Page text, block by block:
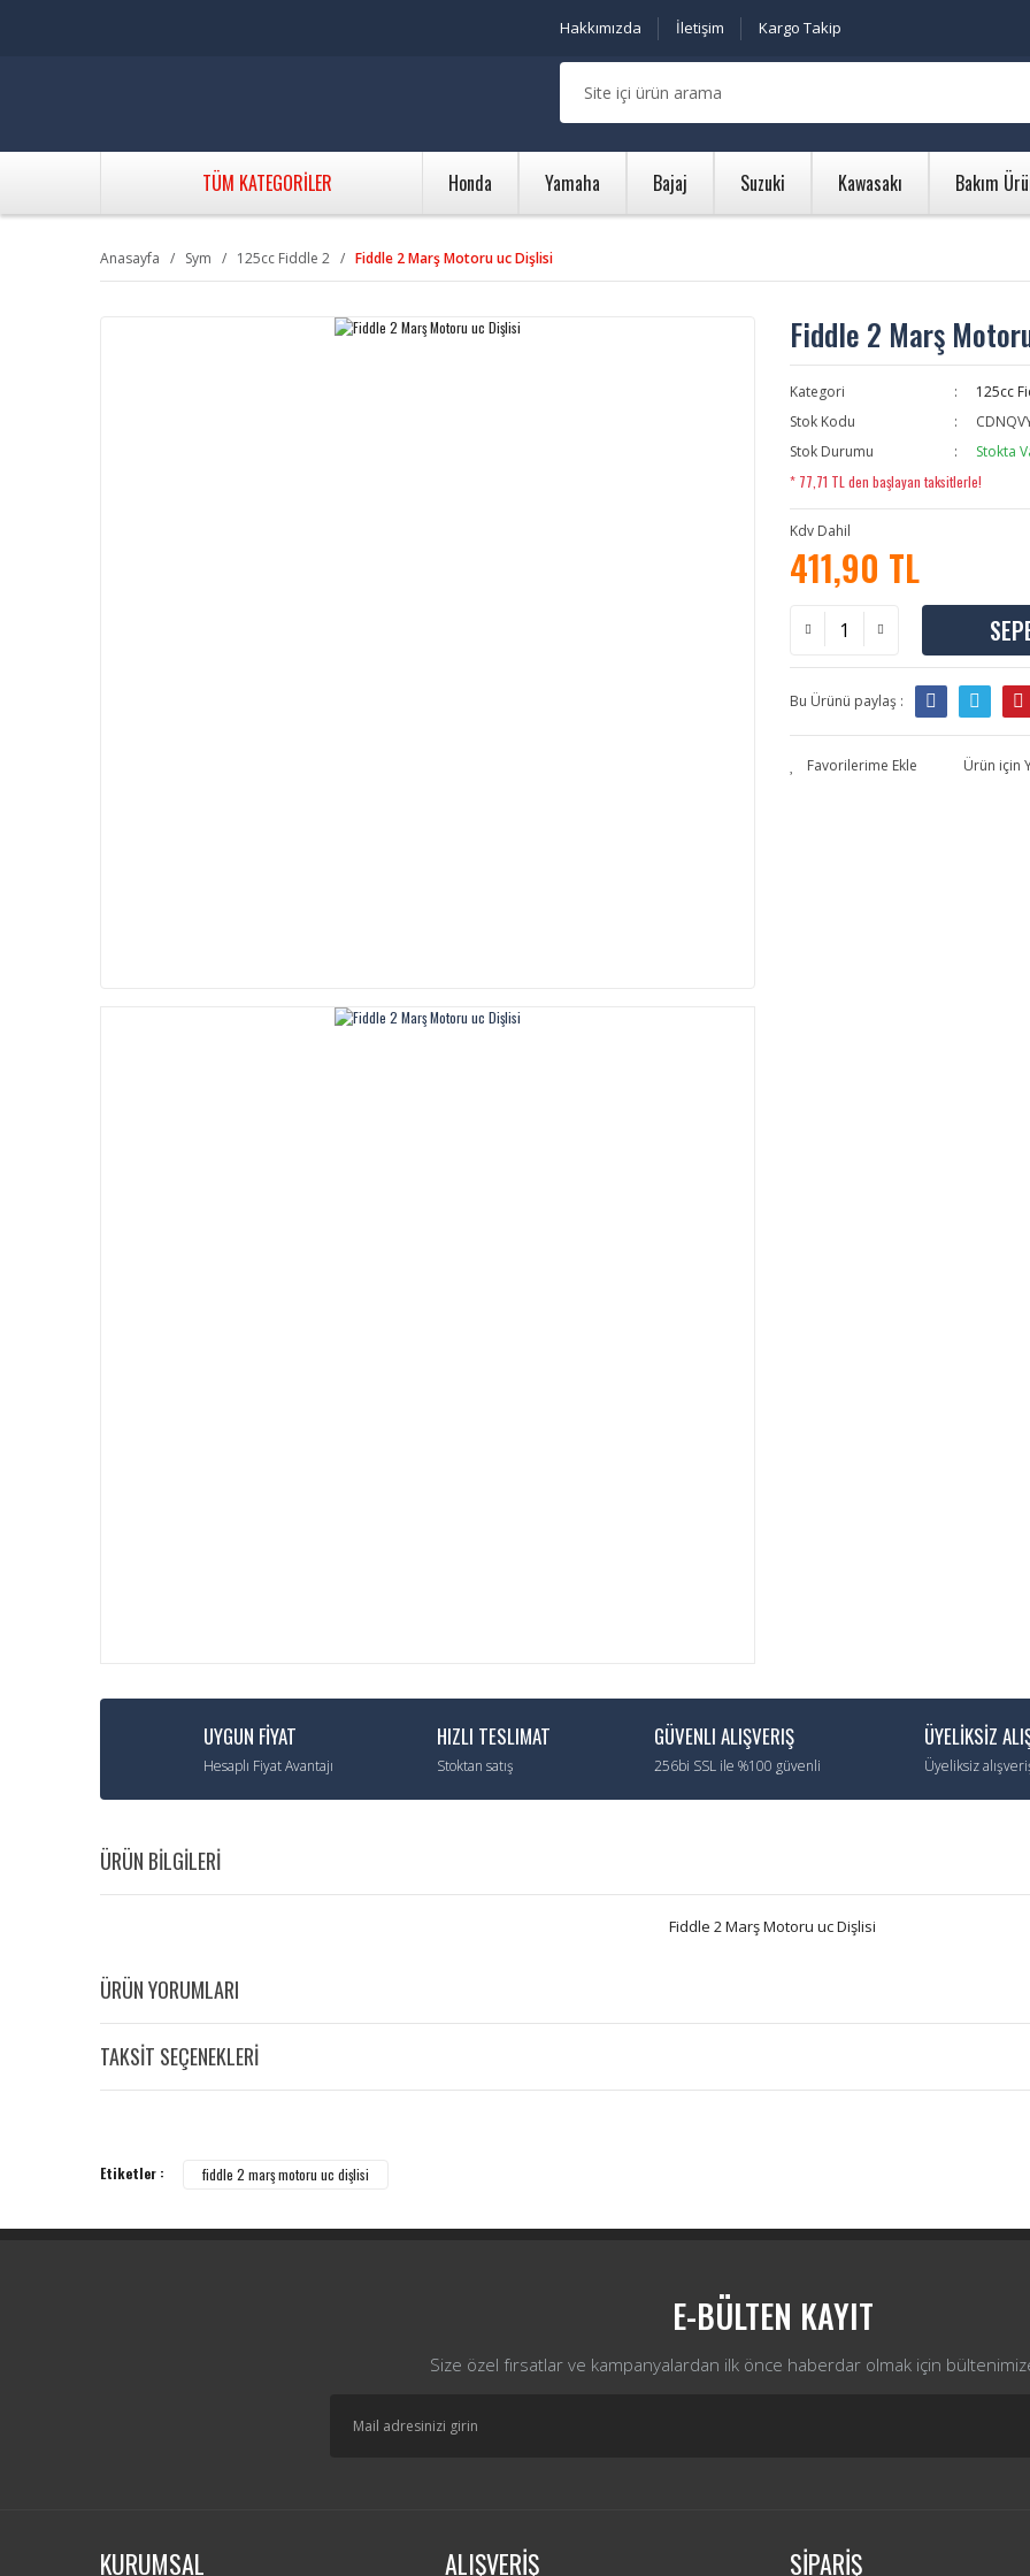
Hakkımızda İletişim Kargo Takip
TÜM KATEGORİLER Honda Yamaha Bajaj Suzuki Kawasakı Bakım
Anasayfa Sym 125cc Fiddle 2 Fiddle 2 Marş Motoru uc Dişlisi
Fiddle 2 Marş
Kategori
125cc
Stok Kodu
Stok Durumu
Stokta
* 77,71 TL den başlayan taksitlerle!
Kdv Dahil
411,90 TL
Bu Ürünü paylaş :
Ürün için
UYGUN FİYAT
Hesaplı Fiyat Avantajı
HIZLI TESLIMAT
Stoktan satış
GÜVENLI ALIŞVERIŞ
256bi SSL ile %100 güvenli
ÜYELİKSİZ
Üyeliksiz
ÜRÜN BİLGİLERİ
Fiddle 2 Marş Motoru uc Dişlisi
ÜRÜN YORUMLARI
TAKSİT SEÇENEKLERİ
Etiketler : fiddle 2 marş motoru uc dişlisi
E-BÜLTEN KAYIT
Size özel fırsatlar ve kampanyalardan ilk önce haberdar olmak için
KURUMSAL ALIŞVERİŞ SİPARİŞ